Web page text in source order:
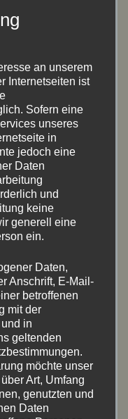
an unserem
Internetseiten ist
Sofern eine
unseres
in
jedoch eine
Daten
und
keine
generell eine
ein.
Daten,
Anschrift, E-Mail-
betroffenen
mit der
in
geltenden
möchte unser
Art, Umfang
genutzten und
Daten